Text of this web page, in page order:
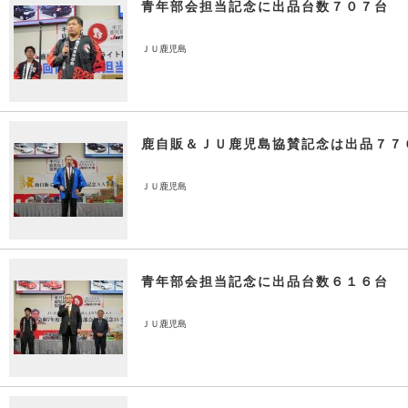
青年部会担当記念に出品台数７０７台
ＪＵ鹿児島
鹿自販＆ＪＵ鹿児島協賛記念は出品７７
ＪＵ鹿児島
青年部会担当記念に出品台数６１６台
ＪＵ鹿児島